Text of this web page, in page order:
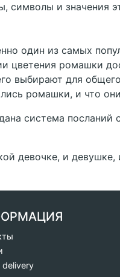
и значения
один из самых
цветения ромашки
выбирают для
ромашки, и что
система
девочке, и девушке,
delivery